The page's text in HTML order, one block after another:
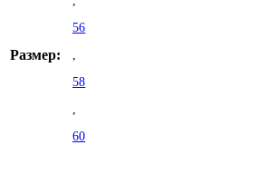
Размер:
56
58
60